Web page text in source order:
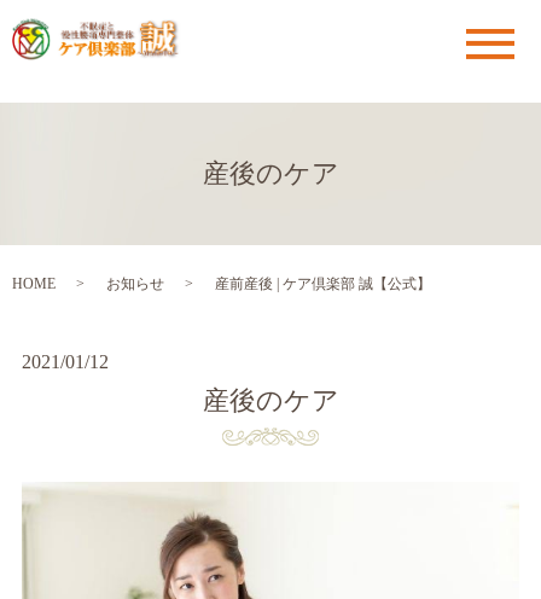
メ
産後のケア
HOME お知らせ 産前産後 | ケア倶楽部 誠【公式】
2021/01/12
産後のケア